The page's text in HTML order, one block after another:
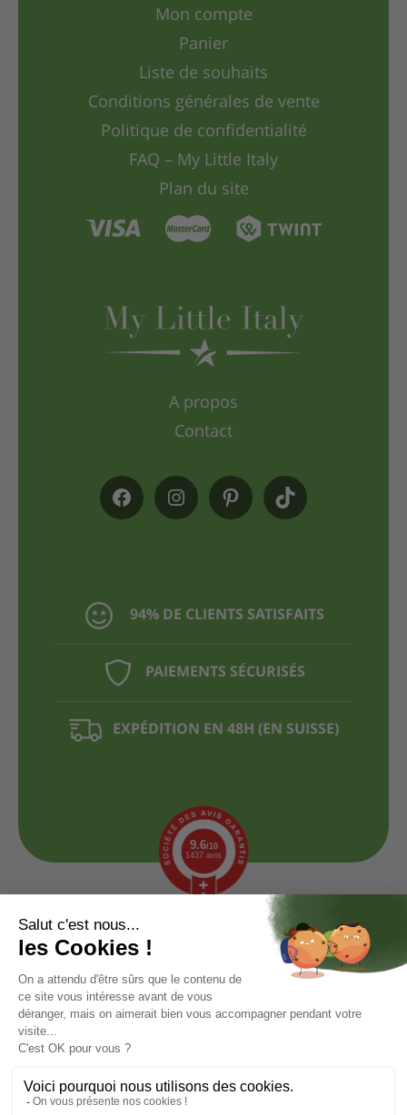
94% DE CLIENTS SATISFAITS
PAIEMENTS SÉCURISÉS
EXPÉDITION EN 48H (EN SUISSE)
Mon compte
Panier
Liste de souhaits
Conditions générales de vente
Politique de confidentialité
FAQ – My Little Italy
Plan du site
A propos
Contact
9.6/10
1437 avis